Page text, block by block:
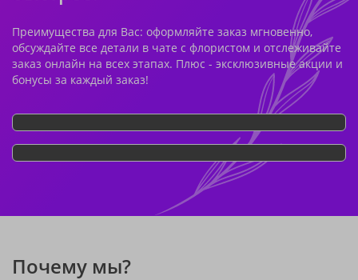
Преимущества для Вас: оформляйте заказ мгновенно,
обсуждайте все детали в чате с флористом и отслеживайте
заказ онлайн на всех этапах. Плюс - эксклюзивные акции и
бонусы за каждый заказ!
Почему мы?